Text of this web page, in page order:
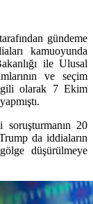
gündeme
kamuoyunda
ile Ulusal
ve seçim
ilgili olarak 7 Ekim
20
da iddiaların
düşürülmeye